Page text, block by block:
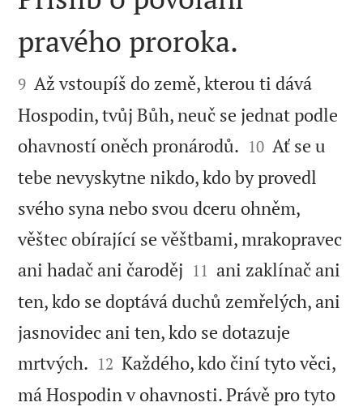

pravého proroka.

9 Až vstoupíš do země, kterou ti dává
Hospodin, tvůj Bůh, neuč se jednat podle
ohavností oněch pronárodů. 

10 Ať se u
tebe nevyskytne nikdo, kdo by provedl
svého syna nebo svou dceru ohněm,
věštec obírající se věštbami, mrakopravec
ani hadač ani čaroděj 

11 ani zaklínač ani
ten, kdo se doptává duchů zemřelých, ani
jasnovidec ani ten, kdo se dotazuje
mrtvých. 

12 Každého, kdo činí tyto věci,
má Hospodin v ohavnosti. Právě pro tyto